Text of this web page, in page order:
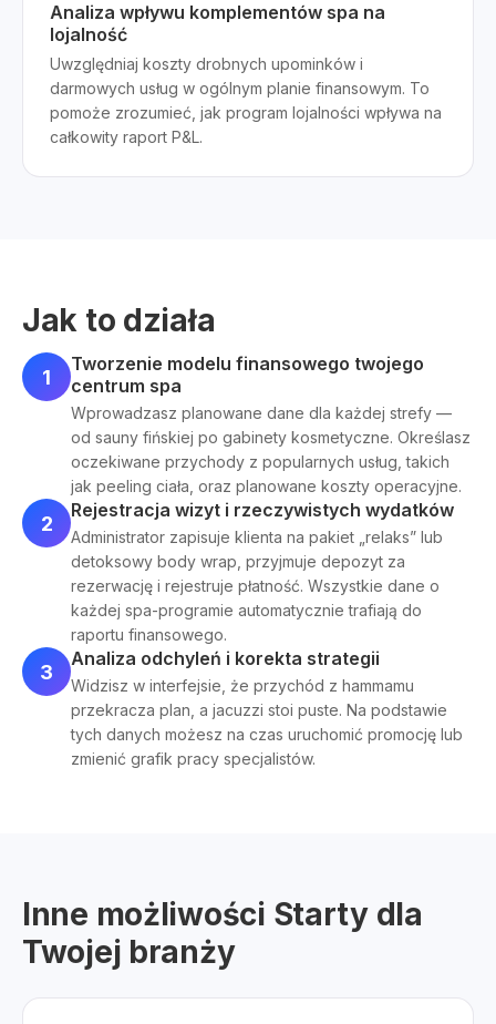
Analiza wpływu komplementów spa na
lojalność
Uwzględniaj koszty drobnych upominków i
darmowych usług w ogólnym planie finansowym. To
pomoże zrozumieć, jak program lojalności wpływa na
całkowity raport P&L.
Jak to działa
1
Tworzenie modelu finansowego twojego
centrum spa
Wprowadzasz planowane dane dla każdej strefy —
od sauny fińskiej po gabinety kosmetyczne. Określasz
oczekiwane przychody z popularnych usług, takich
jak peeling ciała, oraz planowane koszty operacyjne.
2
Rejestracja wizyt i rzeczywistych wydatków
Administrator zapisuje klienta na pakiet „relaks” lub
detoksowy body wrap, przyjmuje depozyt za
rezerwację i rejestruje płatność. Wszystkie dane o
każdej spa-programie automatycznie trafiają do
raportu finansowego.
3
Analiza odchyleń i korekta strategii
Widzisz w interfejsie, że przychód z hammamu
przekracza plan, a jacuzzi stoi puste. Na podstawie
tych danych możesz na czas uruchomić promocję lub
zmienić grafik pracy specjalistów.
Inne możliwości Starty dla
Twojej branży